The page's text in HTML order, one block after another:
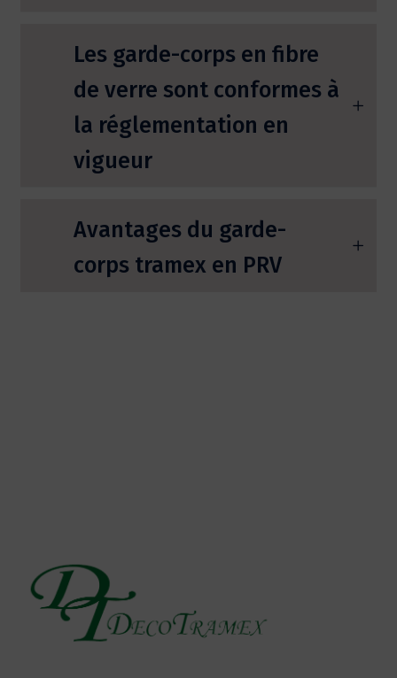
Les garde-corps en fibre
de verre sont conformes à
la réglementation en
vigueur
Avantages du garde-
corps tramex en PRV